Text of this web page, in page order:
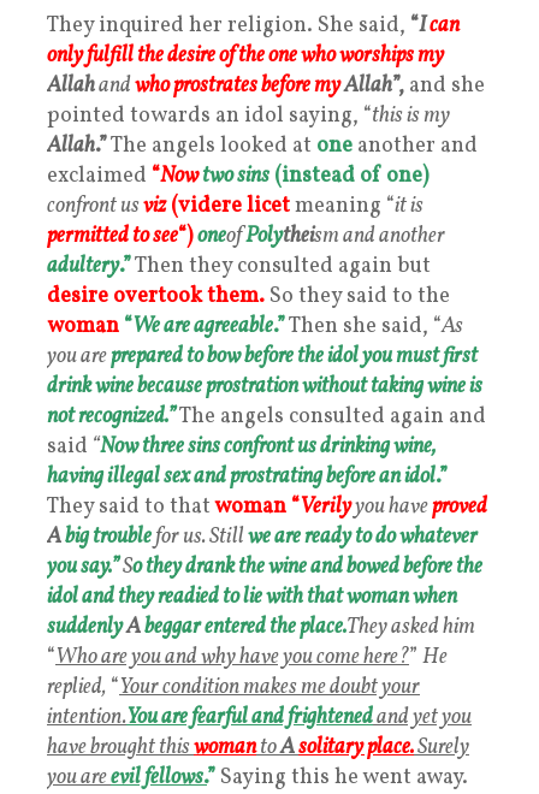
They inquired her religion. She said, “Ican
only fulfill the desire of the one who worships my
Allahandwho prostrates before myAllah”, and she
pointed towards an idol saying, “this is my
Allah.”The angels looked at one another and
exclaimed “Nowtwo sins (instead of one)
confront usviz(videre licetmeaning “it is
permitted to see“)oneofPolytheism and another
adultery.”Then they consulted again but
desire overtook them. So they said to the
woman “We are agreeable.”Then she said, “As
you areprepared to bow before the idol you must first
drink wine because prostration without taking wine is
not recognized.”The angels consulted again and
said “Now three sins confront us drinking wine,
having illegal sex and prostrating before an idol.”
They said to thatwoman “Verilyyou haveproved
Abig troublefor us. Stillwe are ready to do whatever
you say.”So they drank the wine and bowed before the
idol and they readied to lie with that woman when
suddenlyAbeggar entered the place.They asked him
“Who are you and why have you come here?” He
replied, “Your condition makes me doubt your
intention.You are fearful and frightenedand yet you
have brought thiswomantoAsolitary place.Surely
you areevil fellows.” Saying this he went away.